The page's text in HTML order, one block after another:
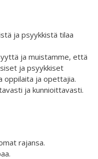
ja psyykkistä tilaa
ja muistamme, että
ja psyykkiset
oppilaita ja opettajia.
ja kunnioittavasti.
rajansa.